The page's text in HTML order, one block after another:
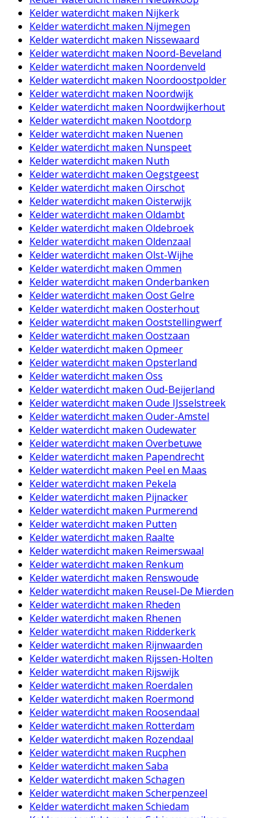
Kelder waterdicht maken Nijkerk
Kelder waterdicht maken Nijmegen
Kelder waterdicht maken Nissewaard
Kelder waterdicht maken Noord-Beveland
Kelder waterdicht maken Noordenveld
Kelder waterdicht maken Noordoostpolder
Kelder waterdicht maken Noordwijk
Kelder waterdicht maken Noordwijkerhout
Kelder waterdicht maken Nootdorp
Kelder waterdicht maken Nuenen
Kelder waterdicht maken Nunspeet
Kelder waterdicht maken Nuth
Kelder waterdicht maken Oegstgeest
Kelder waterdicht maken Oirschot
Kelder waterdicht maken Oisterwijk
Kelder waterdicht maken Oldambt
Kelder waterdicht maken Oldebroek
Kelder waterdicht maken Oldenzaal
Kelder waterdicht maken Olst-Wijhe
Kelder waterdicht maken Ommen
Kelder waterdicht maken Onderbanken
Kelder waterdicht maken Oost Gelre
Kelder waterdicht maken Oosterhout
Kelder waterdicht maken Ooststellingwerf
Kelder waterdicht maken Oostzaan
Kelder waterdicht maken Opmeer
Kelder waterdicht maken Opsterland
Kelder waterdicht maken Oss
Kelder waterdicht maken Oud-Beijerland
Kelder waterdicht maken Oude IJsselstreek
Kelder waterdicht maken Ouder-Amstel
Kelder waterdicht maken Oudewater
Kelder waterdicht maken Overbetuwe
Kelder waterdicht maken Papendrecht
Kelder waterdicht maken Peel en Maas
Kelder waterdicht maken Pekela
Kelder waterdicht maken Pijnacker
Kelder waterdicht maken Purmerend
Kelder waterdicht maken Putten
Kelder waterdicht maken Raalte
Kelder waterdicht maken Reimerswaal
Kelder waterdicht maken Renkum
Kelder waterdicht maken Renswoude
Kelder waterdicht maken Reusel-De Mierden
Kelder waterdicht maken Rheden
Kelder waterdicht maken Rhenen
Kelder waterdicht maken Ridderkerk
Kelder waterdicht maken Rijnwaarden
Kelder waterdicht maken Rijssen-Holten
Kelder waterdicht maken Rijswijk
Kelder waterdicht maken Roerdalen
Kelder waterdicht maken Roermond
Kelder waterdicht maken Roosendaal
Kelder waterdicht maken Rotterdam
Kelder waterdicht maken Rozendaal
Kelder waterdicht maken Rucphen
Kelder waterdicht maken Saba
Kelder waterdicht maken Schagen
Kelder waterdicht maken Scherpenzeel
Kelder waterdicht maken Schiedam